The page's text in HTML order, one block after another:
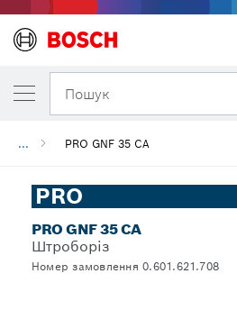
Пошук
... PRO GNF 35 CA
PRO
PRO GNF 35 CA
Штроборіз
Номер замовлення 0.601.621.708